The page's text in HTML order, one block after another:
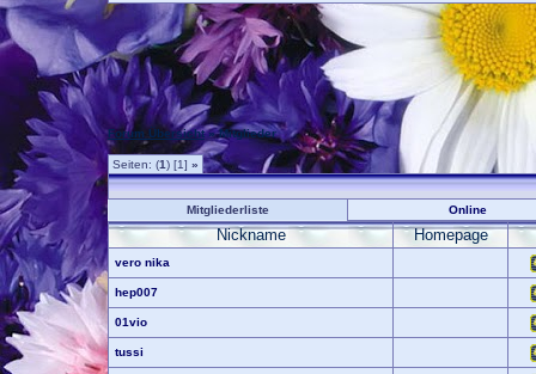
Forum Übersicht» Mitglieder
Seiten: (1) [1] »
Mitgliederliste Online
Nickname Homepage
vero nika
hep007
01vio
tussi